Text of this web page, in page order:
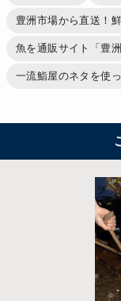
豊洲市場から直送！
魚を通販サイト「豊
一流鮨屋のネタを使